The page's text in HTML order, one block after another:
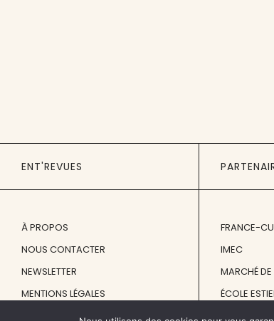
ENT'REVUES
À PROPOS
NOUS CONTACTER
NEWSLETTER
MENTIONS LÉGALES
FRANCE-
IMEC
MARCHÉ DE
ÉCOLE